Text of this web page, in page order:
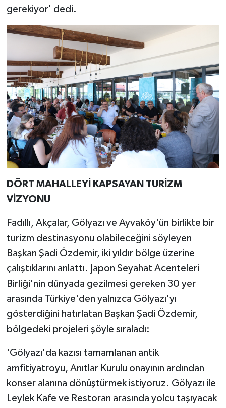
gerekiyor' dedi.
DÖRT MAHALLEYİ KAPSAYAN TURİZM
VİZYONU
Fadıllı, Akçalar, Gölyazı ve Ayvaköy'ün birlikte bir
turizm destinasyonu olabileceğini söyleyen
Başkan Şadi Özdemir, iki yıldır bölge üzerine
çalıştıklarını anlattı. Japon Seyahat Acenteleri
Birliği'nin dünyada gezilmesi gereken 30 yer
arasında Türkiye'den yalnızca Gölyazı'yı
gösterdiğini hatırlatan Başkan Şadi Özdemir,
bölgedeki projeleri şöyle sıraladı:
'Gölyazı'da kazısı tamamlanan antik
amfitiyatroyu, Anıtlar Kurulu onayının ardından
konser alanına dönüştürmek istiyoruz. Gölyazı ile
Leylek Kafe ve Restoran arasında yolcu taşıyacak